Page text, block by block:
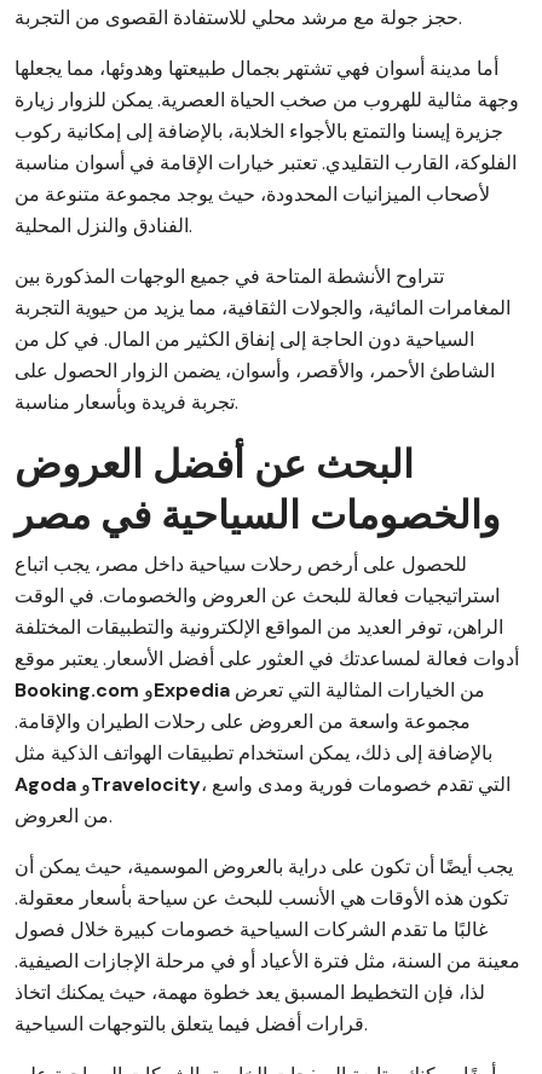
حجز جولة مع مرشد محلي للاستفادة القصوى من التجربة.
أما مدينة أسوان فهي تشتهر بجمال طبيعتها وهدوئها، مما يجعلها
وجهة مثالية للهروب من صخب الحياة العصرية. يمكن للزوار زيارة
جزيرة إيسنا والتمتع بالأجواء الخلابة، بالإضافة إلى إمكانية ركوب
الفلوكة، القارب التقليدي. تعتبر خيارات الإقامة في أسوان مناسبة
لأصحاب الميزانيات المحدودة، حيث يوجد مجموعة متنوعة من
الفنادق والنزل المحلية.
تتراوح الأنشطة المتاحة في جميع الوجهات المذكورة بين
المغامرات المائية، والجولات الثقافية، مما يزيد من حيوية التجربة
السياحية دون الحاجة إلى إنفاق الكثير من المال. في كل من
الشاطئ الأحمر، والأقصر، وأسوان، يضمن الزوار الحصول على
تجربة فريدة وبأسعار مناسبة.
البحث عن أفضل العروض
والخصومات السياحية في مصر
للحصول على أرخص رحلات سياحية داخل مصر، يجب اتباع
استراتيجيات فعالة للبحث عن العروض والخصومات. في الوقت
الراهن، توفر العديد من المواقع الإلكترونية والتطبيقات المختلفة
أدوات فعالة لمساعدتك في العثور على أفضل الأسعار. يعتبر موقع
Booking.com وExpedia
مجموعة واسعة من العروض على رحلات الطيران والإقامة.
بالإضافة إلى ذلك، يمكن استخدام تطبيقات الهواتف الذكية مثل
Agoda وTravelocity، التي تقدم خصومات فورية ومدى واسع
من العروض.
يجب أيضًا أن تكون على دراية بالعروض الموسمية، حيث يمكن أن
تكون هذه الأوقات هي الأنسب للبحث عن سياحة بأسعار معقولة.
غالبًا ما تقدم الشركات السياحية خصومات كبيرة خلال فصول
معينة من السنة، مثل فترة الأعياد أو في مرحلة الإجازات الصيفية.
لذا، فإن التخطيط المسبق يعد خطوة مهمة، حيث يمكنك اتخاذ
قرارات أفضل فيما يتعلق بالتوجهات السياحية.